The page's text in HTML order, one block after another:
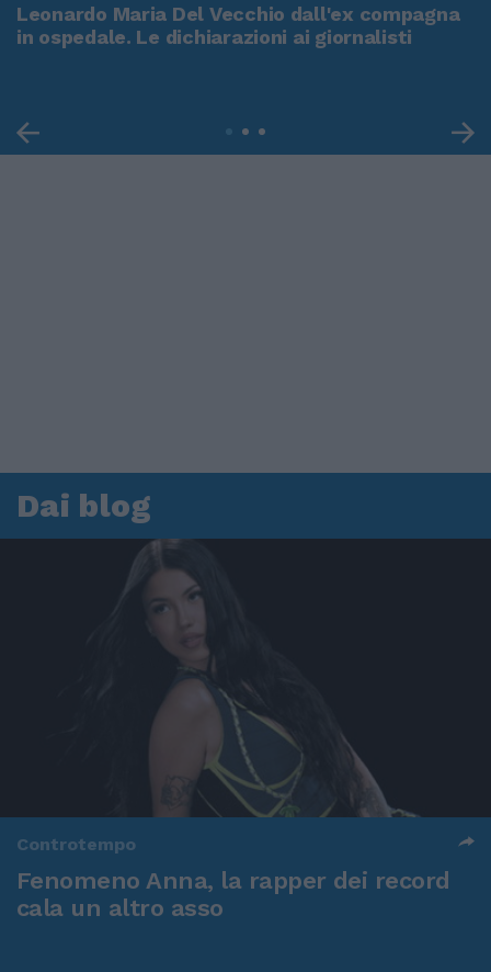
Leonardo Maria Del Vecchio dall'ex compagna
in ospedale. Le dichiarazioni ai giornalisti
Dai blog
Controtempo
Fenomeno Anna, la rapper dei record
cala un altro asso